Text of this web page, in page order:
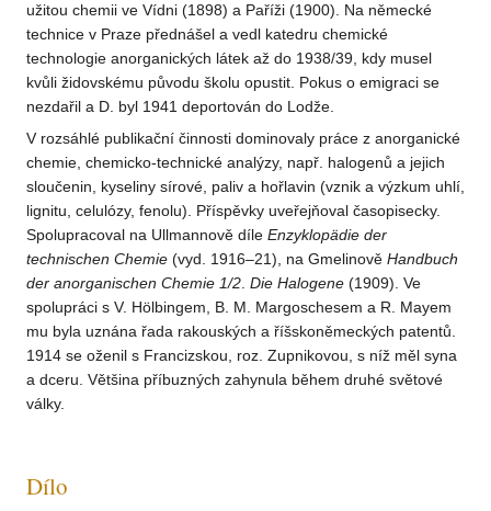
užitou chemii ve Vídni (1898) a Paříži (1900). Na německé
technice v Praze přednášel a vedl katedru chemické
technologie anorganických látek až do 1938/39, kdy musel
kvůli židovskému původu školu opustit. Pokus o emigraci se
nezdařil a D. byl 1941 deportován do Lodže.
V rozsáhlé publikační činnosti dominovaly práce z anorganické
chemie, chemicko-technické analýzy, např. halogenů a jejich
sloučenin, kyseliny sírové, paliv a hořlavin (vznik a výzkum uhlí,
lignitu, celulózy, fenolu). Příspěvky uveřejňoval časopisecky.
Spolupracoval na Ullmannově díle Enzyklopädie der
technischen Chemie (vyd. 1916–21), na Gmelinově Handbuch
der anorganischen Chemie 1/2 Die Halogene (1909). Ve
spolupráci s V. Hölbingem, B. M. Margoschesem a R. Mayem
mu byla uznána řada rakouských a říšskoněmeckých patentů.
1914 se oženil s Francizskou, roz. Zupnikovou, s níž měl syna
a dceru. Většina příbuzných zahynula během druhé světové
války.
Dílo